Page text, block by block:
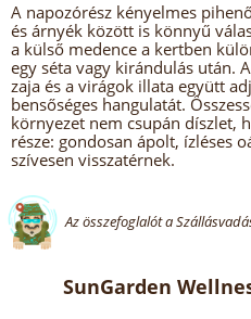
A napozórész kényelmes
és árnyék között is könnyű
a külső medence a kertben
egy séta vagy kirándulás után.
zaja és a virágok illata együtt
bensőséges hangulatát.
környezet nem csupán díszlet,
része: gondosan ápolt, ízléses
szívesen visszatérnek.
Az összefoglalót a
SunGarden